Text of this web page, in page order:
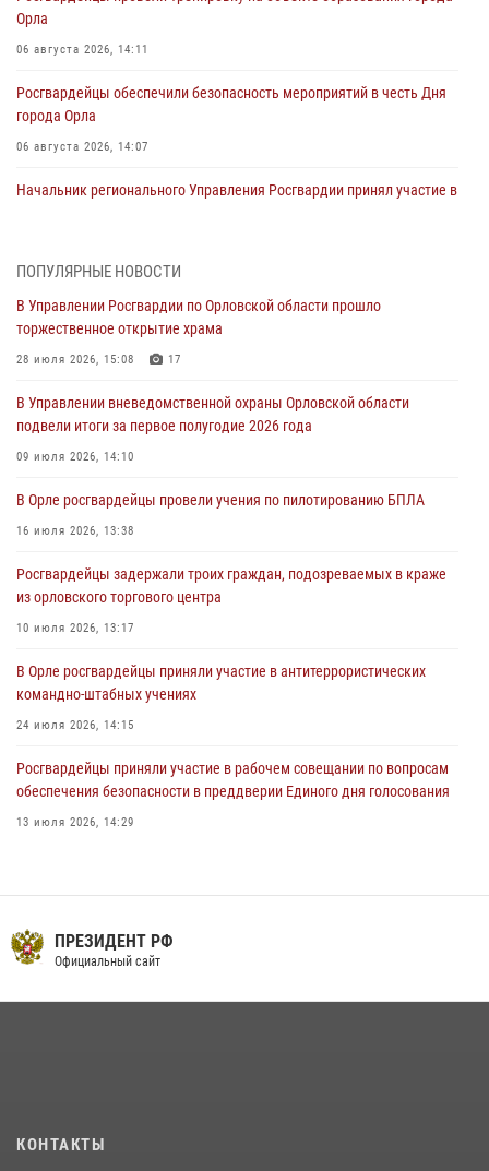
Орла
06 августа 2026, 14:11
Росгвардейцы обеспечили безопасность мероприятий в честь Дня
города Орла
06 августа 2026, 14:07
Начальник регионального Управления Росгвардии принял участие в
первое полугодие
05 августа 2026, 13:12
совершении противоправных действий
04 августа 2026, 14:21
04 августа 2026, 14:06
предоставлении госуслуг
03 августа 2026, 14:30
ПОПУЛЯРНЫЕ НОВОСТИ
В Управлении Росгвардии по Орловской области прошло
торжественное открытие храма
28 июля 2026, 15:08 17
В Управлении вневедомственной охраны Орловской области
подвели итоги за первое полугодие 2026 года
09 июля 2026, 14:10
В Орле росгвардейцы провели учения по пилотированию БПЛА
16 июля 2026, 13:38
Росгвардейцы задержали троих граждан, подозреваемых в краже
из орловского торгового центра
10 июля 2026, 13:17
В Орле росгвардейцы приняли участие в антитеррористических
командно-штабных учениях
24 июля 2026, 14:15
Росгвардейцы приняли участие в рабочем совещании по вопросам
обеспечения безопасности в преддверии Единого дня голосования
13 июля 2026, 14:29
В Орле росгвардейцы за неделю проверили два детских лагеря
15 июля 2026, 14:49
ПРЕЗИДЕНТ РФ
Официальный сайт
КОНТАКТЫ